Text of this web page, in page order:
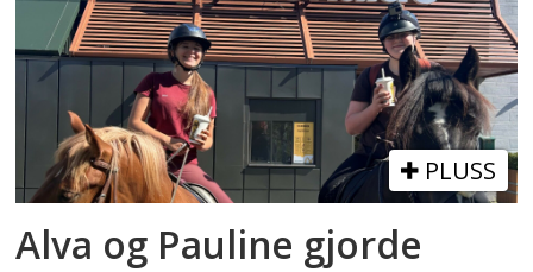
PLUSS
Alva og Pauline gjorde